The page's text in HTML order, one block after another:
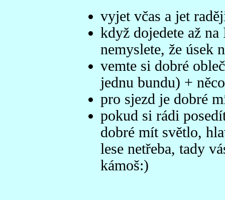
vyjet včas a jet
když dojedete až
nemyslete, že úsek
vemte si dobré
jednu bundu) +
pro sjezd je dobré
pokud si rádi
dobré mít světlo,
lese netřeba, tady
kámoš:)